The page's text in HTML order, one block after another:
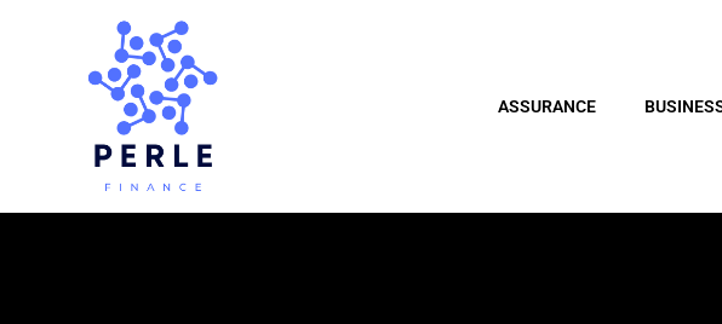
ASSURANCE